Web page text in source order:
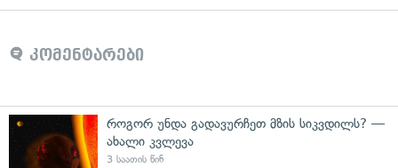
კომენტარები
როგორ უნდა გადავურჩეთ მზის სიკვდილს? —
ახალი კვლევა
3 საათის წინ